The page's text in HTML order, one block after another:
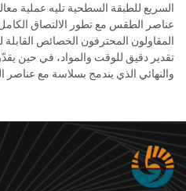
السريع للطبقة السطحية تليه عملية
عناصر الطقس مع تطور الالتصاق
المقاولون المحترفون الخصائص
تقدير دقيق للوقت والمواد، في حين
والنهائي الذي يندمج بسلاسة مع عناصر